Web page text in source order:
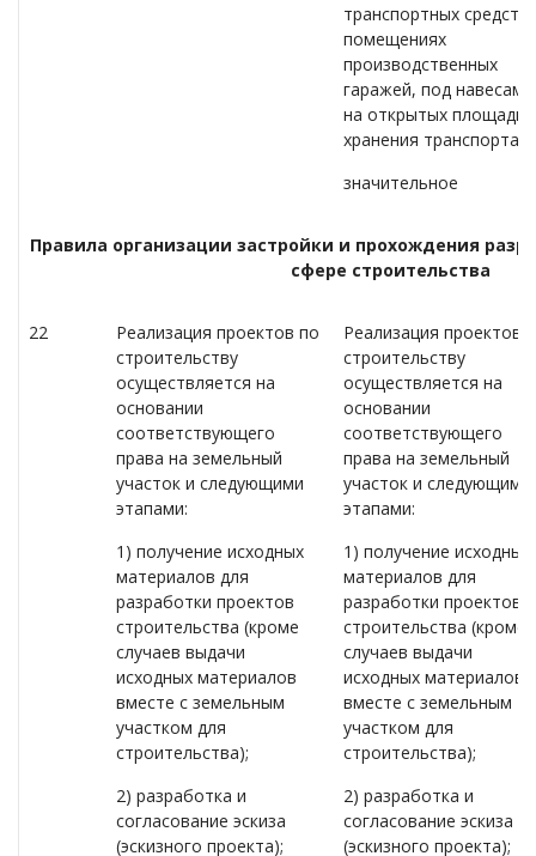
транспортных средств,
помещениях
производственных
гаражей, под
на открытых
хранения транспорта
значительное
Правила организации застройки и прохождения
сфере строительства
22
Реализация проектов по
строительству
осуществляется на
основании
соответствующего
права на земельный
участок и следующими
этапами:
1) получение исходных
материалов для
разработки проектов
строительства (кроме
случаев выдачи
исходных материалов
вместе с земельным
участком для
строительства);
2) разработка и
согласование эскиза
(эскизного проекта);
Реализация проектов
строительству
осуществляется на
основании
соответствующего
права на земельный
участок и следующими
этапами:
1) получение исходных
материалов для
разработки проектов
строительства (кроме
случаев выдачи
исходных материалов
вместе с земельным
участком для
строительства);
2) разработка и
согласование эскиза
(эскизного проекта);